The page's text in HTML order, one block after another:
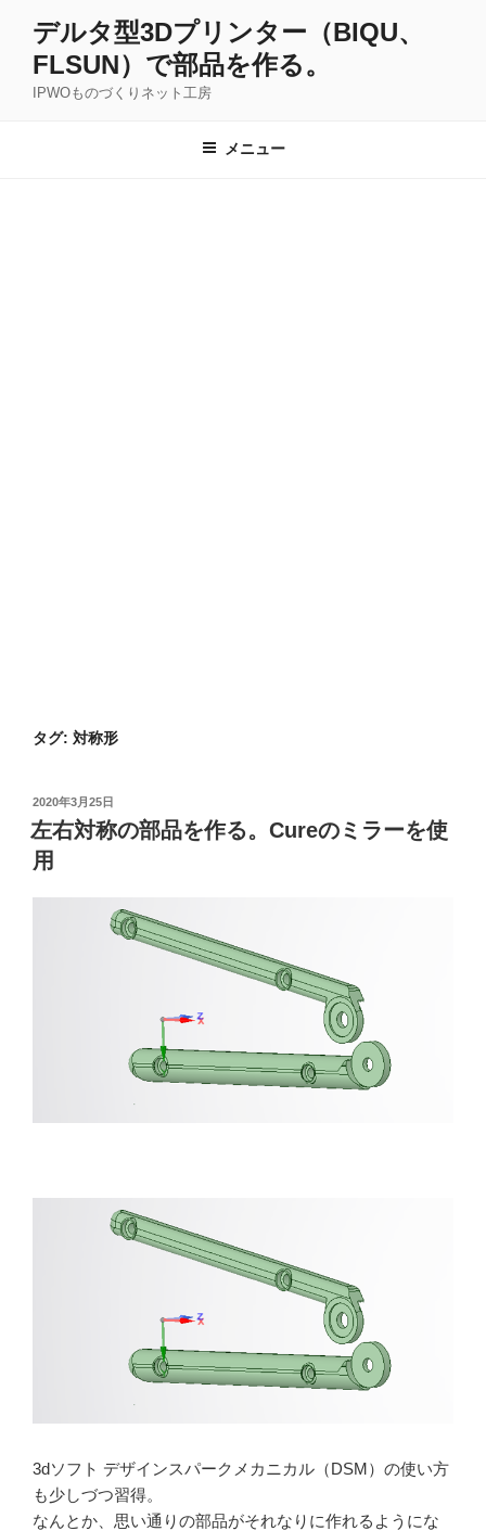
デルタ型3Dプリンター（BIQU、
FLSUN）で部品を作る。
IPWOものづくりネット工房
メニュー
タグ: 対称形
投
稿
日:
2020年3月25日
左右対称の部品を作る。Cureのミラーを使
用
3dソフト デザインスパークメカニカル（DSM）の使い方
も少しづつ習得。
なんとか、思い通りの部品がそれなりに作れるようにな